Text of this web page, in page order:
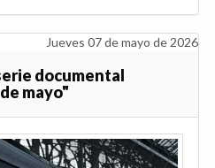
Jueves 07 de mayo de 2026
documental
mayo"